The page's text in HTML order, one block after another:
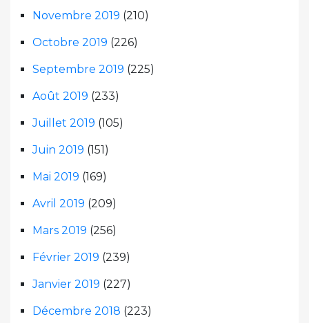
Novembre 2019 (210)
Octobre 2019 (226)
Septembre 2019 (225)
Août 2019 (233)
Juillet 2019 (105)
Juin 2019 (151)
Mai 2019 (169)
Avril 2019 (209)
Mars 2019 (256)
Février 2019 (239)
Janvier 2019 (227)
Décembre 2018 (223)